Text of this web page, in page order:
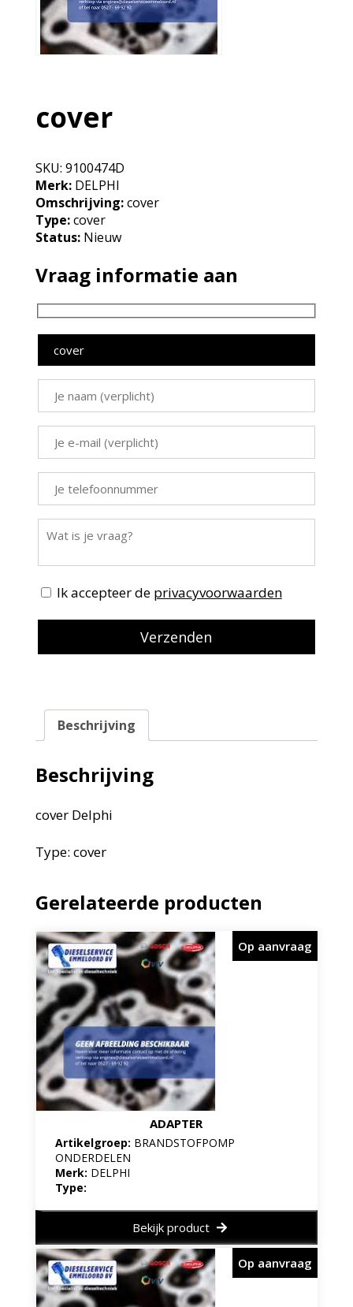
cover
SKU: 9100474D
Merk:DELPHI
Omschrijving:cover
Type:cover
Status:Nieuw
Vraag informatie aan
Ik accepteer de privacyvoorwaarden
Beschrijving
Beschrijving
cover Delphi
Type: cover
Gerelateerde producten
ADAPTER
Artikelgroep: BRANDSTOFPOMP
ONDERDELEN
Merk: DELPHI
Type:
Op aanvraag
Bekijk product
Op aanvraag